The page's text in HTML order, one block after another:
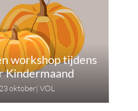
workshop tijdens
Kindermaand
oktober| VOL